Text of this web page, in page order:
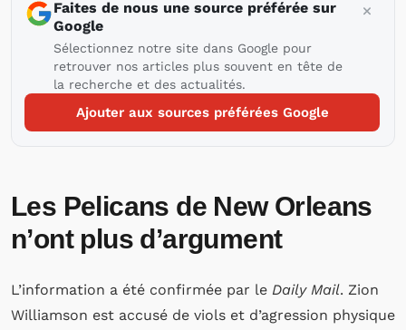
Faites de nous une source préférée sur
Google
Sélectionnez notre site dans Google pour
retrouver nos articles plus souvent en tête de
la recherche et des actualités.
Ajouter aux sources préférées Google
Les Pelicans de New Orleans
n’ont plus d’argument
L’information a été confirmée par le Daily Mail. Zion
Williamson est accusé de viols et d’agression physique